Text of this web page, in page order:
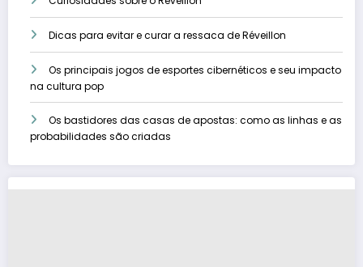
Dicas para evitar e curar a ressaca de Réveillon
Os principais jogos de esportes cibernéticos e seu impacto
na cultura pop
Os bastidores das casas de apostas: como as linhas e as
probabilidades são criadas